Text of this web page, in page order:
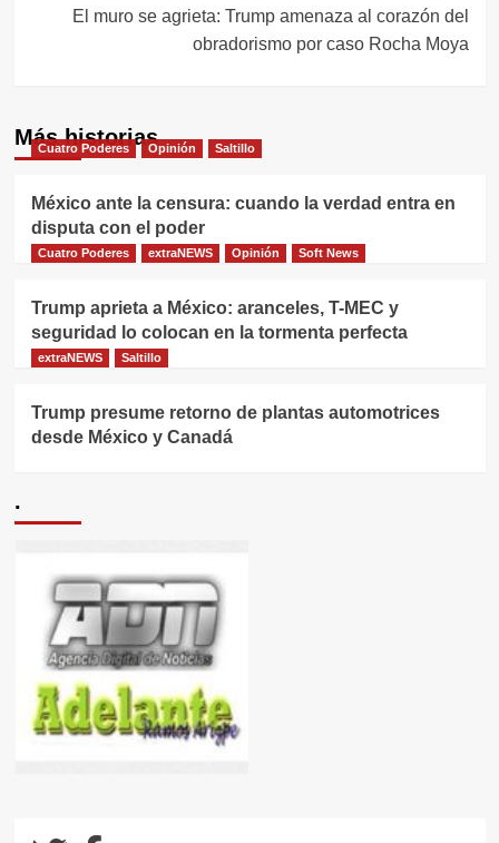
El muro se agrieta: Trump amenaza al corazón del
obradorismo por caso Rocha Moya
Más historias
Cuatro Poderes Opinión Saltillo
México ante la censura: cuando la verdad entra en
disputa con el poder
Cuatro Poderes extraNEWS Opinión Soft News
Trump aprieta a México: aranceles, T-MEC y
seguridad lo colocan en la tormenta perfecta
extraNEWS Saltillo
Trump presume retorno de plantas automotrices
desde México y Canadá
.